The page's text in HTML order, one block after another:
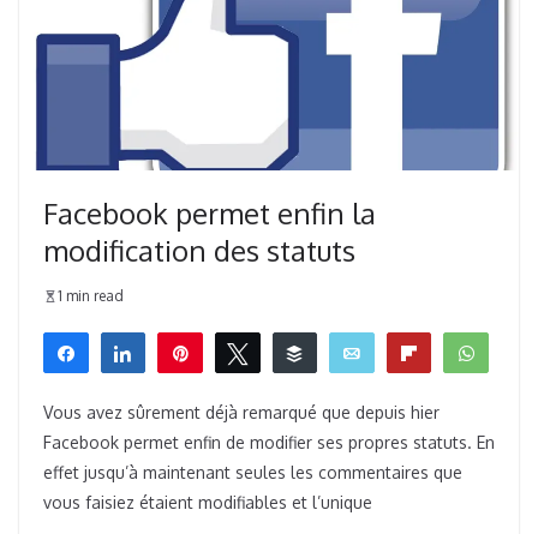
Facebook permet enfin la
modification des statuts
1 min read
Partagez Partagez Épingle Tweetez Buffer Email Flip
PARTAGES
Vous avez sûrement déjà remarqué que depuis hier
Facebook permet enfin de modifier ses propres statuts. En
effet jusqu’à maintenant seules les commentaires que
vous faisiez étaient modifiables et l’unique